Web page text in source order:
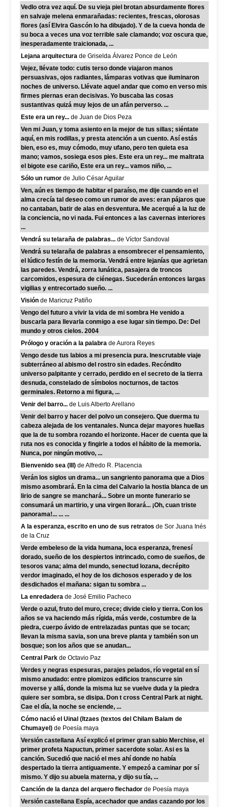
Vedlo otra vez aquí. De su vieja piel brotan absurdamente flores
en salvaje melena enmarañadas: recientes, frescas, olorosas
flores (así Elvira Gascón lo ha dibujado). Y de la cueva honda de
su boca a veces una voz terrible sale clamando; voz oscura que,
inesperadamente traicionada, ...
Lejana arquitectura de Griselda Álvarez Ponce de León
Vejez, llévate todo: cutis terso donde viajaron manos
persuasivas, ojos radiantes, lámparas votivas que iluminaron
noches de universo. Llévate aquel andar que como en verso mis
firmes piernas eran decisivas. Yo buscaba las cosas
sustantivas quizá muy lejos de un afán perverso. ...
Este era un rey... de Juan de Dios Peza
Ven mi Juan, y toma asiento en la mejor de tus sillas; siéntate
aquí, en mis rodillas, y presta atención a un cuento. Así estás
bien, eso es, muy cómodo, muy ufano, pero ten quieta esa
mano; vamos, sosiega esos pies. Este era un rey... me maltrata
el bigote ese cariño, Este era un rey... vamos niño, ...
Sólo un rumor de Julio César Aguilar
Ven, aún es tiempo de habitar el paraíso, me dije cuando en el
alma crecía tal deseo como un rumor de aves: eran pájaros que
no cantaban, batir de alas en desventura. Me acerqué a la luz de
la conciencia, no vi nada. Fui entonces a las cavernas interiores
...
Vendrá su telaraña de palabras... de Víctor Sandoval
Vendrá su telaraña de palabras a ensombrecer el pensamiento,
el lúdico festín de la memoria. Vendrá entre lejanías que agrietan
las paredes. Vendrá, zorra lunática, pasajera de troncos
carcomidos, espesura de ciénegas. Sucederán entonces largas
vigilias y entrecortado sueño. ...
Visión de Maricruz Patiño
Vengo del futuro a vivir la vida de mi sombra He venido a
buscarla para llevarla conmigo a ese lugar sin tiempo. De: Del
mundo y otros cielos. 2004
Prólogo y oración a la palabra de Aurora Reyes
Vengo desde tus labios a mi presencia pura. Inescrutable viaje
subterráneo al abismo del rostro sin edades. Recóndito
universo palpitante y cerrado, perdido en el secreto de la tierra
desnuda, constelado de símbolos nocturnos, de tactos
germinales. Retorno a mi figura, ...
Venir del barro... de Luis Alberto Arellano
Venir del barro y hacer del polvo un consejero. Que duerma tu
cabeza alejada de los ventanales. Nunca dejar mayores huellas
que la de tu sombra rozando el horizonte. Hacer de cuenta que la
ruta nos es conocida y fingirle a todos el hábito de la memoria.
Nunca, por ningún motivo, ...
Bienvenido sea (III) de Alfredo R. Placencia
Verán los siglos un drama... un sangriento panorama que a Dios
mismo asombrará. En la cima del Calvario la hostia blanca de un
lirio de sangre se manchará... Sobre un monte funerario se
consumará un martirio, y una virgen llorará... ¡Oh, cuan triste
panorama!... ... ...
A la esperanza, escrito en uno de sus retratos de Sor Juana Inés
de la Cruz
Verde embeleso de la vida humana, loca esperanza, frenesí
dorado, sueño de los despiertos intrincado, como de sueños, de
tesoros vana; alma del mundo, senectud lozana, decrépito
verdor imaginado, el hoy de los dichosos esperado y de los
desdichados el mañana: sigan tu sombra ...
La enredadera de José Emilio Pacheco
Verde o azul, fruto del muro, crece; divide cielo y tierra. Con los
años se va haciendo más rígida, más verde, costumbre de la
piedra, cuerpo ávido de entrelazadas puntas que se tocan;
llevan la misma savia, son una breve planta y también son un
bosque; son los años que se anudan...
Central Park de Octavio Paz
Verdes y negras espesuras, parajes pelados, río vegetal en sí
mismo anudado: entre plomizos edificios transcurre sin
moverse y allá, donde la misma luz se vuelve duda y la piedra
quiere ser sombra, se disipa. Don t cross Central Park at night.
Cae el día, la noche se enciende, ...
Cómo nació el Uinal (Itzaes (textos del Chilam Balam de
Chumayel) de Poesía maya
Versión castellana Así explicó el primer gran sabio Merchise, el
primer profeta Napuctun, primer sacerdote solar. Asi es la
canción. Sucedió que nació el mes ahí donde no había
despertado la tierra antiguamente. Y empezó a caminar por sí
mismo. Y dijo su abuela materna, y dijo su tía, ...
Canción de la danza del arquero flechador de Poesía maya
Versión castellana Espía, acechador que andas cazando por los